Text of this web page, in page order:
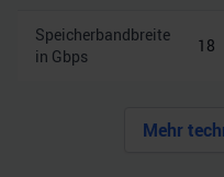
Speicherbandbreite
in Gbps
18
Mehr